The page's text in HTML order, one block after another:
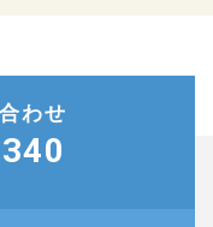
わせ